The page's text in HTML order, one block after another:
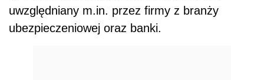
uwzględniany m.in. przez firmy z branży
ubezpieczeniowej oraz banki.